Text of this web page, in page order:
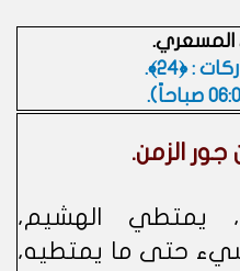
: ﴿24﴾.
.
الزمن.
يمتطي الهشيم،
حتى ما يمتطيه،